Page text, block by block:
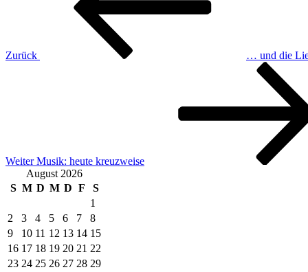
Zurück
… und die
Weiter Musik: heute kreuzweise
August 2026
S M D M D F
S
1
2
3 4 5 6 7
8
9
10 11 12 13 14 15
16 17 18 19 20 21 22
23 24 25 26 27 28 29